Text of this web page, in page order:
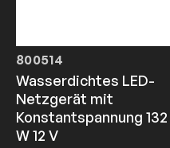
800514
Wasserdichtes LED-
Netzgerät mit
Konstantspannung 132
W 12 V